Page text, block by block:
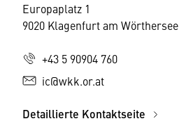
Europaplatz 1
9020 Klagenfurt am Wörthersee
+43 5 90904 760
ic@wkk.or.at
Detaillierte Kontaktseite